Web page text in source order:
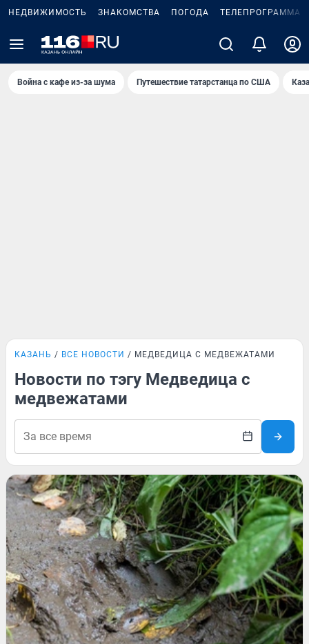
НЕДВИЖИМОСТЬ ЗНАКОМСТВА ПОГОДА ТЕЛЕПРОГРАММА
Война с кафе из-за шума Путешествие татарстанца по США
КАЗАНЬ ВСЕ НОВОСТИ МЕДВЕДИЦА С МЕДВЕЖАТАМИ
Новости по тэгу Медведица с
медвежатами